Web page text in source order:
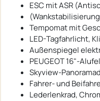
ESC mit ASR
Tempomat mit
LED-Tagfahrlicht,
Außenspiegel
PEUGEOT 16"-
Skyview-
Fahrer- und
Lederlenkrad,